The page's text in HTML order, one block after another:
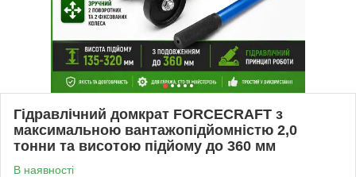
Гідравлічний домкрат FORCECRAFT з
максимальною вантажопідйомністю 2,0
тонни та висотою підйому до 360 мм
В наявності